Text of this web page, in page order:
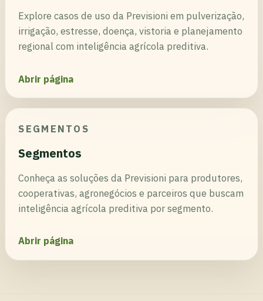
Explore casos de uso da Previsioni em pulverização,
irrigação, estresse, doença, vistoria e planejamento
regional com inteligência agrícola preditiva.
Abrir página
SEGMENTOS
Segmentos
Conheça as soluções da Previsioni para produtores,
cooperativas, agronegócios e parceiros que buscam
inteligência agrícola preditiva por segmento.
Abrir página